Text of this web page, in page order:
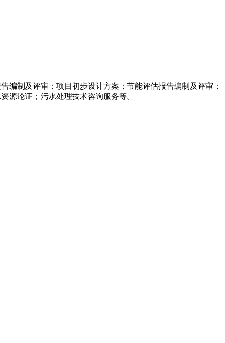
编制及评审；项目初步设计方案；节能评估报告编制及评审；
源论证；污水处理技术咨询服务等。